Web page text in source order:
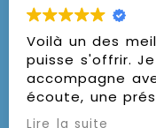
Voilà un des
puisse s'offrir.
accompagne
écoute, une
pour nous
Lire la suite